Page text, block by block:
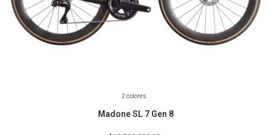
2 colores
Madone SL 7 Gen 8